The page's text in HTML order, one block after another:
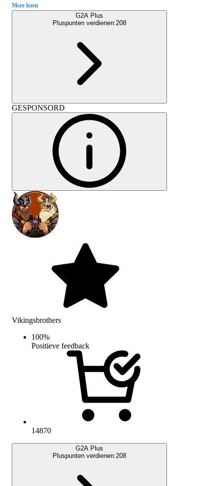
Meer lezen
G2A Plus
Pluspunten verdienen:208
GESPONSORD
Vikingsbrothers
100%
Positieve feedback
14870
G2A Plus
Pluspunten verdienen:208